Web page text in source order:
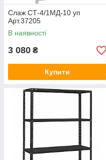
Слаж СТ-4/1МД-10 уп
Арт.37205
В наявності
3 080 ₴
Купити